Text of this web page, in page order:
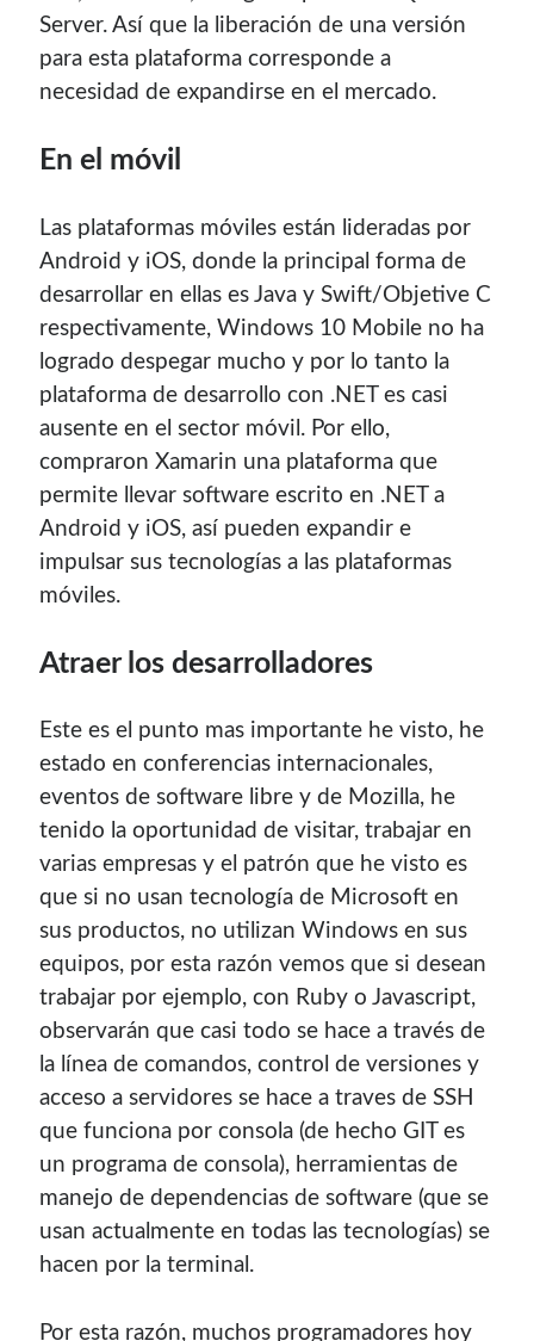
¿Buscas las secciones de mi antiguo sitio?
GNU/Linux
Tutoriales
Blogroll Geek
Codigeek0
El Blog de Luis 0
Picando Código0
Server. Así que la liberación de una versión
para esta plataforma corresponde a
necesidad de expandirse en el mercado.
En el móvil
Las plataformas móviles están lideradas por
Android y iOS, donde la principal forma de
desarrollar en ellas es Java y Swift/Objetive C
respectivamente, Windows 10 Mobile no ha
logrado despegar mucho y por lo tanto la
plataforma de desarrollo con .NET es casi
ausente en el sector móvil. Por ello,
compraron Xamarin una plataforma que
permite llevar software escrito en .NET a
Android y iOS, así pueden expandir e
impulsar sus tecnologías a las plataformas
móviles.
Atraer los desarrolladores
Este es el punto mas importante he visto, he
estado en conferencias internacionales,
eventos de software libre y de Mozilla, he
tenido la oportunidad de visitar, trabajar en
varias empresas y el patrón que he visto es
que si no usan tecnología de Microsoft en
sus productos, no utilizan Windows en sus
equipos, por esta razón vemos que si desean
trabajar por ejemplo, con Ruby o Javascript,
observarán que casi todo se hace a través de
la línea de comandos, control de versiones y
acceso a servidores se hace a traves de SSH
que funciona por consola (de hecho GIT es
un programa de consola), herramientas de
manejo de dependencias de software (que se
usan actualmente en todas las tecnologías) se
hacen por la terminal.
Por esta razón, muchos programadores hoy